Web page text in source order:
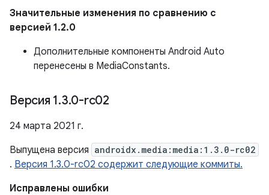
Значительные изменения по сравнению с
версией 1.2.0
Дополнительные компоненты Android Auto
перенесены в MediaConstants.
Версия 1.3.0-rc02
24 марта 2021 г.
Выпущена версия androidx.media:media:1.3.0-rc02
. Версия 1.3.0-rc02 содержит следующие коммиты.
Исправлены ошибки